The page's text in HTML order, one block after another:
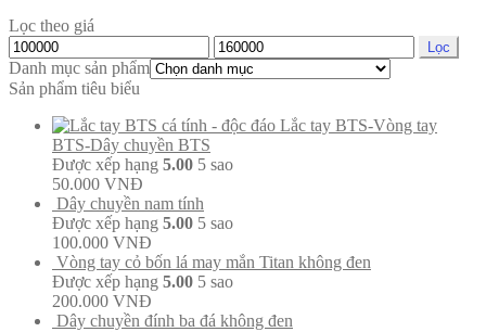
Lọc theo giá
Lọc
Danh mục sản phẩm
Sản phẩm tiêu biểu
Lắc tay BTS-Vòng tay
BTS-Dây chuyền BTS
Được xếp hạng 5.00 5 sao
50.000 VNĐ
Dây chuyền nam tính
Được xếp hạng 5.00 5 sao
100.000 VNĐ
Vòng tay cỏ bốn lá may mắn Titan không đen
Được xếp hạng 5.00 5 sao
200.000 VNĐ
Dây chuyền đính ba đá không đen